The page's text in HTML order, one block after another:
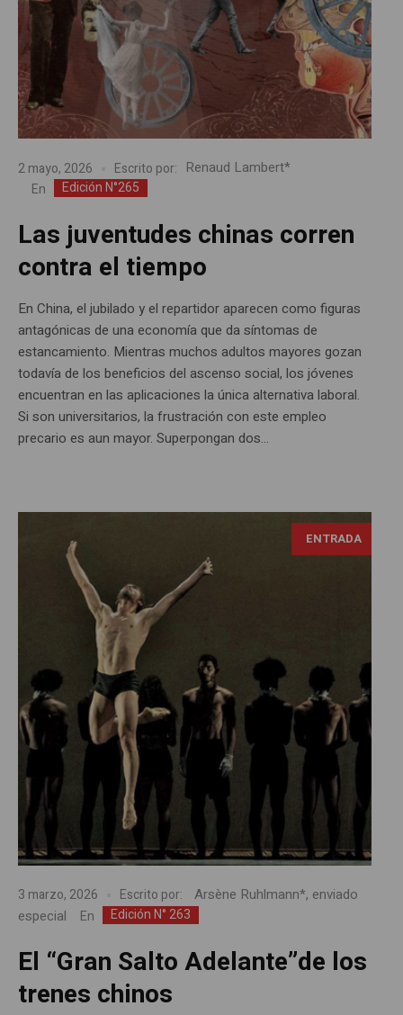
2 mayo, 2026 Escrito por: Renaud Lambert*
En Edición N°265
Las juventudes chinas corren
contra el tiempo
En China, el jubilado y el repartidor aparecen como figuras
antagónicas de una economía que da síntomas de
estancamiento. Mientras muchos adultos mayores gozan
todavía de los beneficios del ascenso social, los jóvenes
encuentran en las aplicaciones la única alternativa laboral.
Si son universitarios, la frustración con este empleo
precario es aun mayor. Superpongan dos...
ENTRADA
3 marzo, 2026 Escrito por:
Arsène Ruhlmann*, enviado
especial
En Edición N° 263
El “Gran Salto Adelante”de los
trenes chinos